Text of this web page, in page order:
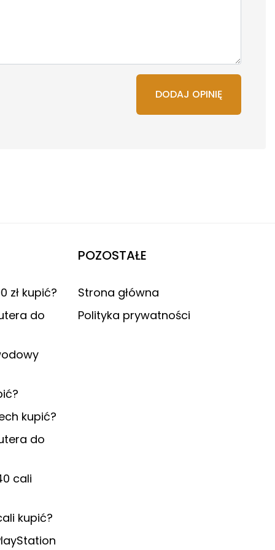
DODAJ OPINIĘ
zł kupić?
do
kupić?
do
cali
kupić?
POZOSTAŁE
Strona główna
Polityka prywatności